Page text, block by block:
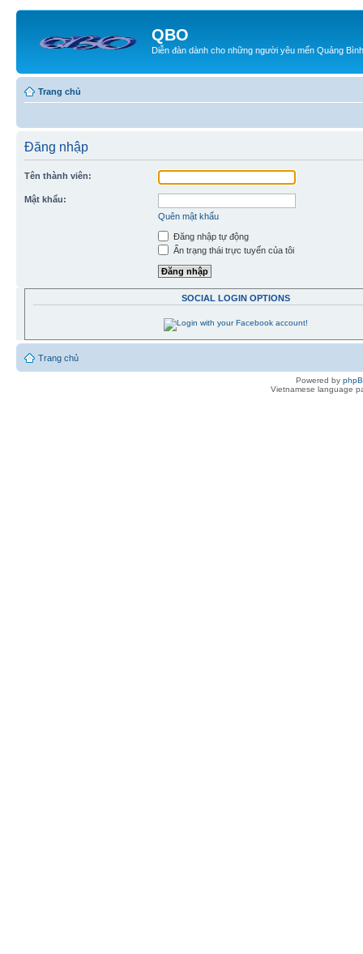
QBO
Diễn đàn dành cho những người yêu mến Quảng Bình
Trang chủ
Đăng nhập
Tên thành viên:
Mật khẩu:
Quên mật khẩu
Đăng nhập tự động
Ẩn trạng thái trực tuyến của tôi
SOCIAL LOGIN OPTIONS
Trang chủ
Powered by
Vietnamese language